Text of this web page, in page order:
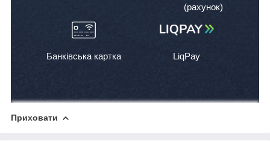
(рахунок)
Банківська картка LiqPay
Приховати